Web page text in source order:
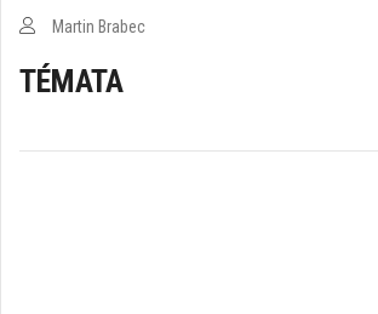
Martin Brabec
TÉMATA